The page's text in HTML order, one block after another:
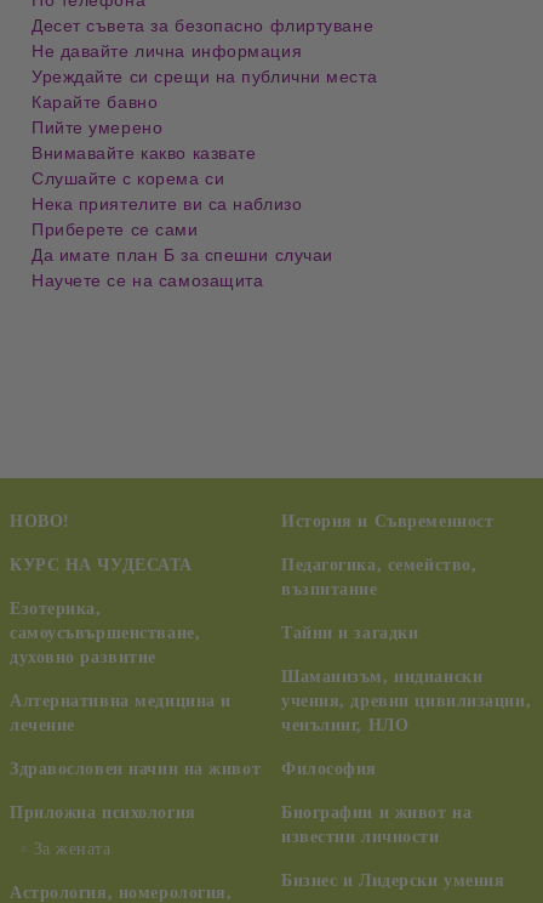
Десет съвета за безопасно флиртуване
Не давайте лична информация
Уреждайте си срещи на публични места
Карайте бавно
Пийте умерено
Внимавайте какво казвате
Слушайте с корема си
Нека приятелите ви са наблизо
Приберете се сами
Да имате план Б за спешни случаи
Научете се на самозащита
НОВО!
КУРС НА ЧУДЕСАТА
Езотерика,
самоусъвършенстване,
духовно развитие
Алтернативна медицина и
лечение
Здравословен начин на живот
Приложна психология
За жената
Астрология, номерология,
История и Съвременност
Педагогика, семейство,
възпитание
Тайни и загадки
Шаманизъм, индиански
учения, древни цивилизации,
ченълинг, НЛО
Философия
Биографии и живот на
известни личности
Бизнес и Лидерски умения